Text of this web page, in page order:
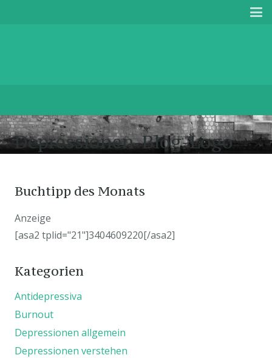
Depressionen-Blog-Logo
Buchtipp des Monats
Anzeige
[asa2 tplid="21"]3404609220[/asa2]
Kategorien
Antidepressiva
Burnout
Depressionen allgemein
Depressionen verstehen